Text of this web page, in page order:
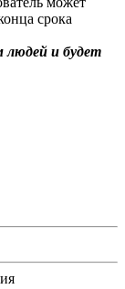
срока
людей и будет